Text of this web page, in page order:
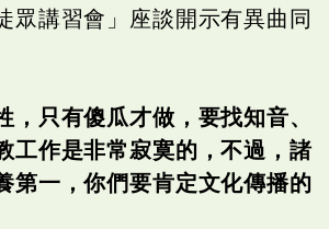
眾講習會」座談開示有異曲同
，只有傻瓜才做，要找知音、
工作是非常寂寞的，不過，諸
第一，你們要肯定文化傳播的